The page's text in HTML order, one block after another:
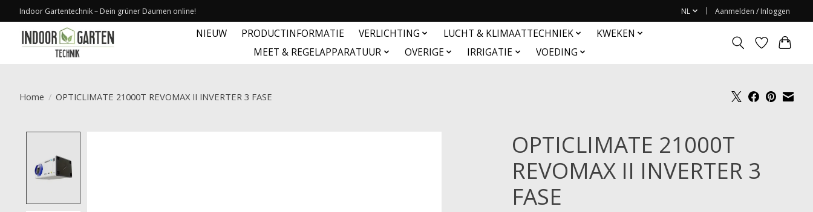
Indoor Gartentechnik – Dein grüner Daumen online! NL Aanmelden / Inloggen
NIEUW PRODUCTINFORMATIE VERLICHTING LUCHT & KLIMAATTECHNIEK
KWEKEN
MEET & REGELAPPARATUUR
OVERIGE IRRIGATIE VOEDING
Home / OPTICLIMATE 21000T REVOMAX II INVERTER 3 FASE
OPTICLIMATE 21000T
REVOMAX II INVERTER 3
FASE